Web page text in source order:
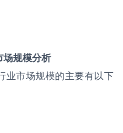
场规模分析
业市场规模的主要有以下